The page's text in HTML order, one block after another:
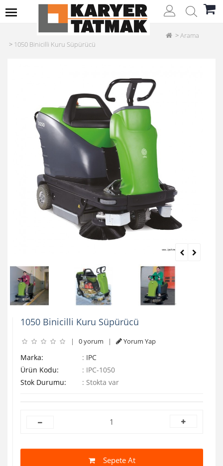
Arama
1050 Binicilli Kuru Süpürücü
1050 Binicilli Kuru Süpürücü
| 0 yorum | Yorum Yap
Marka: : IPC
Ürün Kodu:
: IPC-1050
Stok Durumu:
: Stokta var
Sepete At